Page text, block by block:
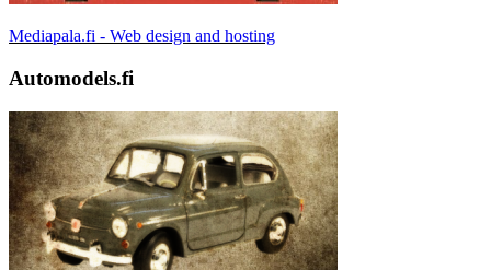
Mediapala.fi - Web design and hosting
Automodels.fi